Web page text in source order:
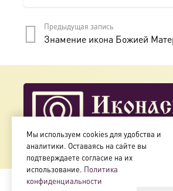
странице
товара.
Предыдущая запись
Знамение икона Божией
Мы используем cookies для удобства и
аналитики. Оставаясь на сайте вы
подтверждаете согласие на их
использование. Политика
конфиденциальности